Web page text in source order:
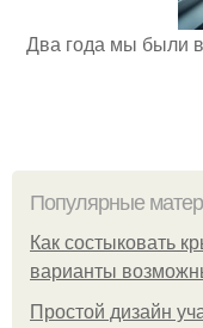
Два года мы были
Популярные
Как состыковать
варианты
Простой дизайн